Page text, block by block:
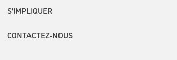
S’IMPLIQUER
CONTACTEZ-NOUS